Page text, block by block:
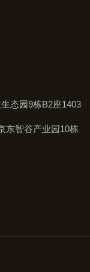
态园9栋B2座1403
东智谷产业园10栋